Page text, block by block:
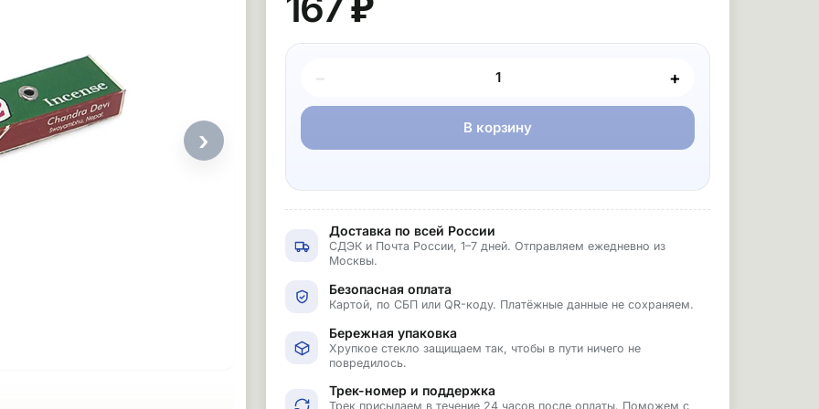
›
− +
В корзину
Доставка по всей России
СДЭК и Почта России, 1–7 дней. Отправляем ежедневно из
Москвы.
Безопасная оплата
Картой, по СБП или QR-коду. Платёжные данные не сохраняем.
Бережная упаковка
Хрупкое стекло защищаем так, чтобы в пути ничего не
повредилось.
Трек-номер и поддержка
Трек присылаем в течение 24 часов после оплаты. Поможем с